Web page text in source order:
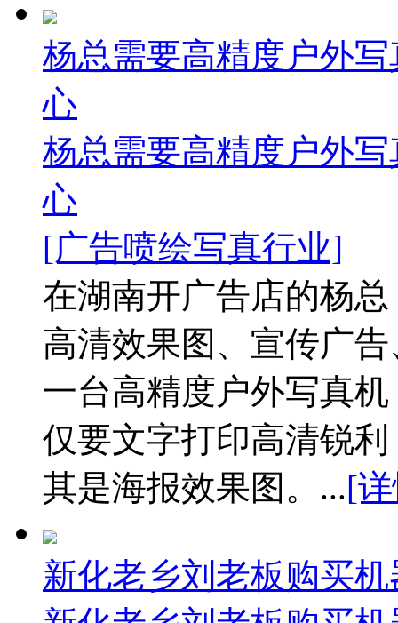
杨总需要高精度户外
心
杨总需要高精度户外
心
[广告喷绘写真行业]
在湖南开广告店的杨
高清效果图、宣传广
一台高精度户外写真
仅要文字打印高清锐
其是海报效果图。...[
新化老乡刘老板购买